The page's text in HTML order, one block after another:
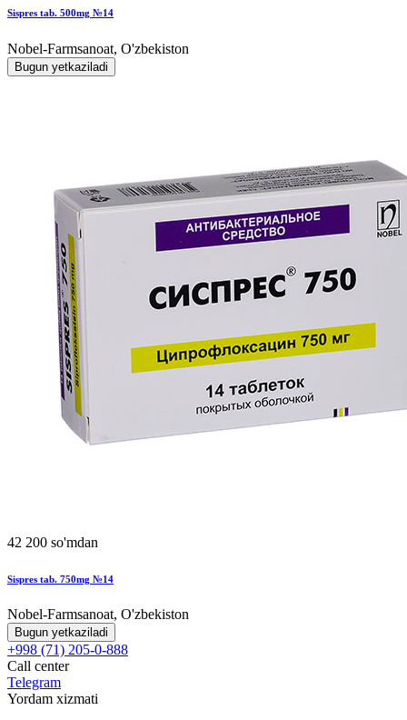
Sispres tab. 500mg №14
Nobel-Farmsanoat, O'zbekiston
Bugun yetkaziladi
42 200 so'mdan
Sispres tab. 750mg №14
Nobel-Farmsanoat, O'zbekiston
Bugun yetkaziladi
+998 (71) 205-0-888
Call center
Telegram
Yordam xizmati